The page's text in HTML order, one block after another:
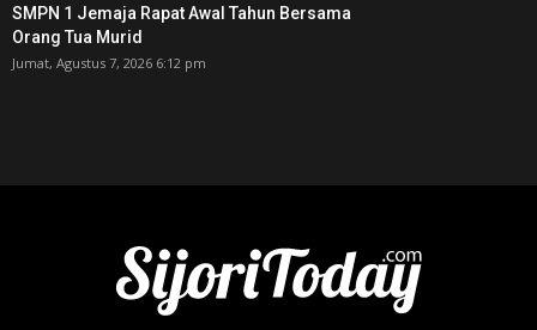
SMPN 1 Jemaja Rapat Awal Tahun Bersama
Orang Tua Murid ‎
Jumat, Agustus 7, 2026 6:12 pm